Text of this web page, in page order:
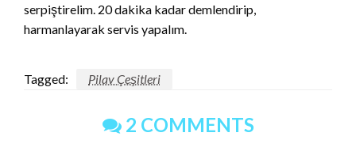
serpiştirelim. 20 dakika kadar demlendirip,
harmanlayarak servis yapalım.
Tagged: Pilav Çeşitleri
2 COMMENTS